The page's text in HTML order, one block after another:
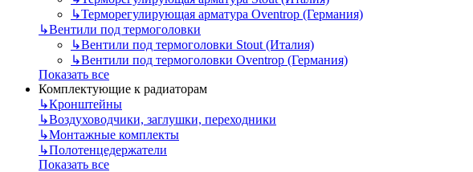
↳Терморегулирующая арматура Oventrop (Германия)
↳Вентили под термоголовки
↳Вентили под термоголовки Stout (Италия)
↳Вентили под термоголовки Oventrop (Германия)
Показать все
Комплектующие к радиаторам
↳Кронштейны
↳Воздуховодчики, заглушки, переходники
↳Монтажные комплекты
↳Полотенцедержатели
Показать все